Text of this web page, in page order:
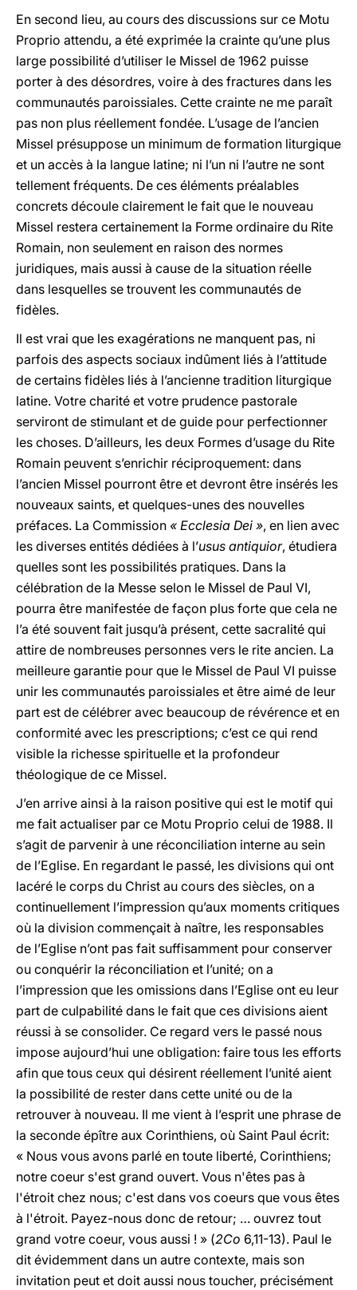
En second lieu, au cours des discussions sur ce Motu
Proprio attendu, a été exprimée la crainte qu’une plus
large possibilité d’utiliser le Missel de 1962 puisse
porter à des désordres, voire à des fractures dans les
communautés paroissiales. Cette crainte ne me paraît
pas non plus réellement fondée. L’usage de l’ancien
Missel présuppose un minimum de formation liturgique
et un accès à la langue latine; ni l’un ni l’autre ne sont
tellement fréquents. De ces éléments préalables
concrets découle clairement le fait que le nouveau
Missel restera certainement la Forme ordinaire du Rite
Romain, non seulement en raison des normes
juridiques, mais aussi à cause de la situation réelle
dans lesquelles se trouvent les communautés de
fidèles.
Il est vrai que les exagérations ne manquent pas, ni
parfois des aspects sociaux indûment liés à l’attitude
de certains fidèles liés à l’ancienne tradition liturgique
latine. Votre charité et votre prudence pastorale
serviront de stimulant et de guide pour perfectionner
les choses. D’ailleurs, les deux Formes d’usage du Rite
Romain peuvent s’enrichir réciproquement: dans
l’ancien Missel pourront être et devront être insérés les
nouveaux saints, et quelques-unes des nouvelles
préfaces. La Commission « Ecclesia Dei », en lien avec
les diverses entités dédiées à l’usus antiquior, étudiera
quelles sont les possibilités pratiques. Dans la
célébration de la Messe selon le Missel de Paul VI,
pourra être manifestée de façon plus forte que cela ne
l’a été souvent fait jusqu’à présent, cette sacralité qui
attire de nombreuses personnes vers le rite ancien. La
meilleure garantie pour que le Missel de Paul VI puisse
unir les communautés paroissiales et être aimé de leur
part est de célébrer avec beaucoup de révérence et en
conformité avec les prescriptions; c’est ce qui rend
visible la richesse spirituelle et la profondeur
théologique de ce Missel.
J’en arrive ainsi à la raison positive qui est le motif qui
me fait actualiser par ce Motu Proprio celui de 1988. Il
s’agit de parvenir à une réconciliation interne au sein
de l’Eglise. En regardant le passé, les divisions qui ont
lacéré le corps du Christ au cours des siècles, on a
continuellement l’impression qu’aux moments critiques
où la division commençait à naître, les responsables
de l’Eglise n’ont pas fait suffisamment pour conserver
ou conquérir la réconciliation et l’unité; on a
l’impression que les omissions dans l’Eglise ont eu leur
part de culpabilité dans le fait que ces divisions aient
réussi à se consolider. Ce regard vers le passé nous
impose aujourd’hui une obligation: faire tous les efforts
afin que tous ceux qui désirent réellement l’unité aient
la possibilité de rester dans cette unité ou de la
retrouver à nouveau. Il me vient à l’esprit une phrase de
la seconde épître aux Corinthiens, où Saint Paul écrit:
« Nous vous avons parlé en toute liberté, Corinthiens;
notre coeur s'est grand ouvert. Vous n'êtes pas à
l'étroit chez nous; c'est dans vos coeurs que vous êtes
à l'étroit. Payez-nous donc de retour; … ouvrez tout
grand votre coeur, vous aussi ! » (2Co 6,11-13). Paul le
dit évidemment dans un autre contexte, mais son
invitation peut et doit aussi nous toucher, précisément